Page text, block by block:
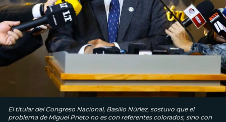
El titular del Congreso Nacional, Basilio Núñez, sostuvo que el
problema de Miguel Prieto no es con referentes colorados, sino con